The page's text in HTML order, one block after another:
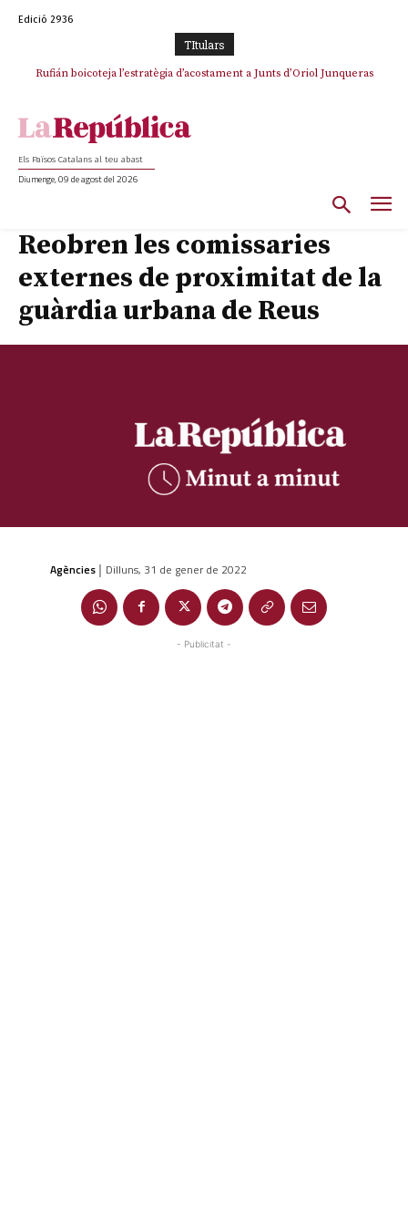
Edició 2936
TItulars
Rufián boicoteja l’estratègia d’acostament a Junts d’Oriol Junqueras
Els Països Catalans al teu abast
Diumenge, 09 de agost del 2026
Reobren les comissaries
externes de proximitat de la
guàrdia urbana de Reus
Agències | Dilluns, 31 de gener de 2022
- Publicitat -